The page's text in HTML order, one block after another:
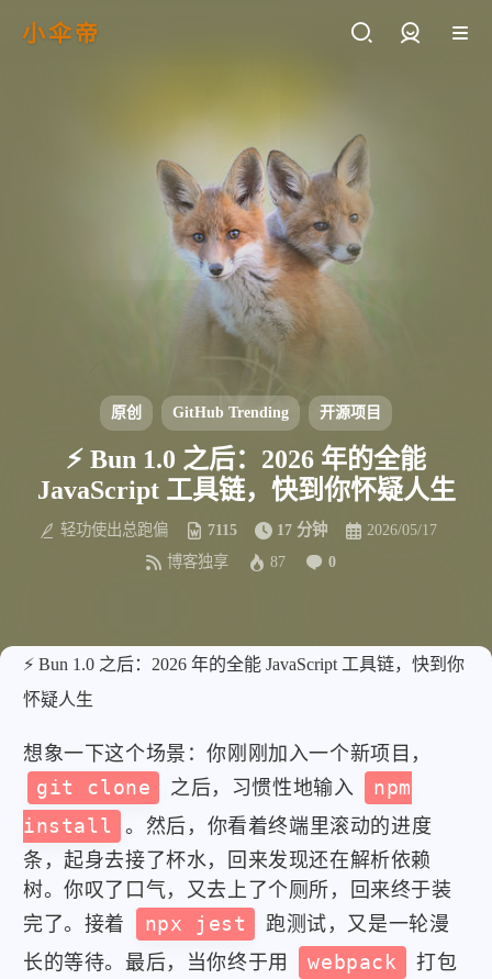
小伞帝
原创 GitHub Trending 开源项目
⚡ Bun 1.0 之后：2026 年的全能
JavaScript 工具链，快到你怀疑人生
轻功使出总跑偏 7115 17 分钟
2026/05/17
博客独享
87 0
⚡ Bun 1.0 之后：2026 年的全能 JavaScript 工具链，快到你
怀疑人生
想象一下这个场景：你刚刚加入一个新项目，
git clone
之后，习惯性地输入
npm
install
。然后，你看着终端里滚动的进度
条，起身去接了杯水，回来发现还在解析依赖
树。你叹了口气，又去上了个厕所，回来终于装
完了。接着
npx jest
跑测试，又是一轮漫
长的等待。最后，当你终于用
webpack
打包